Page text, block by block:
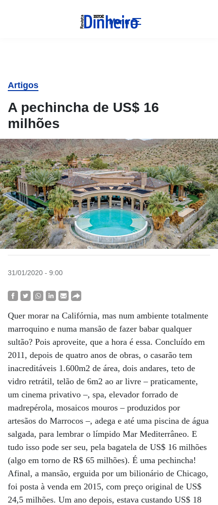
Menu
Artigos
A pechincha de US$ 16
milhões
31/01/2020 - 9:00
Quer morar na Califórnia, mas num ambiente totalmente
marroquino e numa mansão de fazer babar qualquer
sultão? Pois aproveite, que a hora é essa. Concluído em
2011, depois de quatro anos de obras, o casarão tem
inacreditáveis 1.600m2 de área, dois andares, teto de
vidro retrátil, telão de 6m2 ao ar livre – praticamente,
um cinema privativo –, spa, elevador forrado de
madrepérola, mosaicos mouros – produzidos por
artesãos do Marrocos –, adega e até uma piscina de água
salgada, para lembrar o límpido Mar Mediterrâneo. E
tudo isso pode ser seu, pela bagatela de US$ 16 milhões
(algo em torno de R$ 65 milhões). É uma pechincha!
Afinal, a mansão, erguida por um bilionário de Chicago,
foi posta à venda em 2015, com preço original de US$
24,5 milhões. Um ano depois, estava custando US$ 18